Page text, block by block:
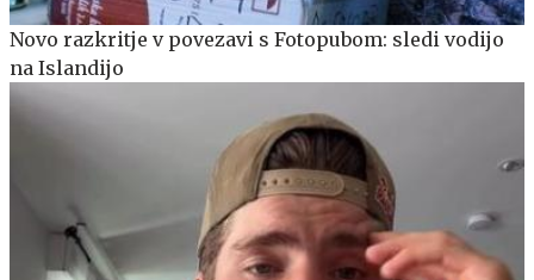
Novo razkritje v povezavi s Fotopubom: sledi vodijo
na Islandijo